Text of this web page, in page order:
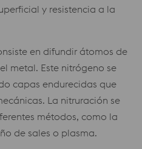
y resistencia a la
en difundir átomos de
metal. Este nitrógeno se
capas endurecidas que
La nitruración se
métodos, como la
de sales o plasma.